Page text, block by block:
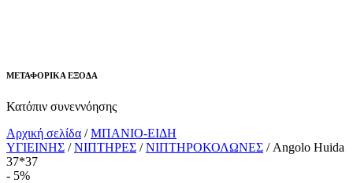
ΜΕΤΑΦΟΡΙΚΑ ΕΞΟΔΑ
Κατόπιν συνεννόησης
Αρχική σελίδα /ΜΠΑΝΙΟ-ΕΙΔΗ
ΥΓΙΕΙΝΗΣ /ΝΙΠΤΗΡΕΣ /ΝΙΠΤΗΡΟΚΟΛΩΝΕΣ / Angolo Huida
37*37
- 5%